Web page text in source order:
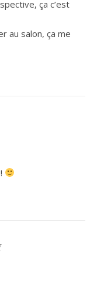
ça c’est
au salon, ça me